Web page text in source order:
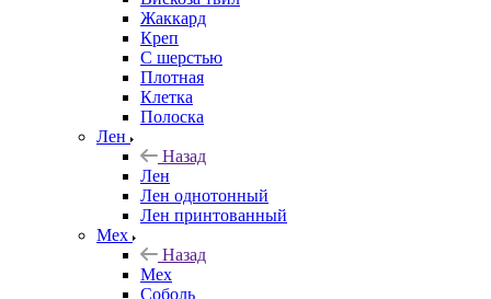
Жаккард
Креп
С шерстью
Плотная
Клетка
Полоска
Лен
Назад
Лен
Лен однотонный
Лен принтованный
Мех
Назад
Мех
Соболь